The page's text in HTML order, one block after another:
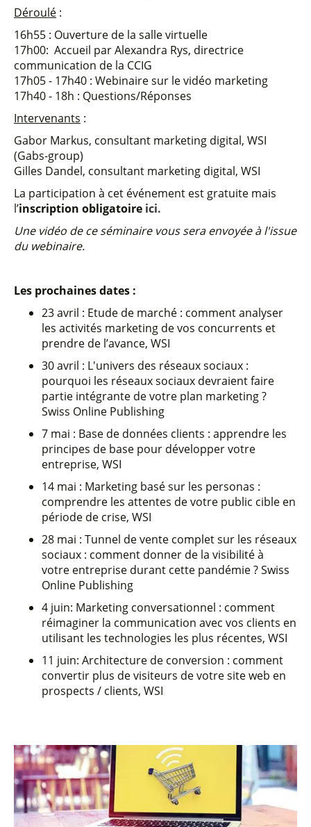
Déroulé :
16h55 : Ouverture de la salle virtuelle
17h00: Accueil par Alexandra Rys, directrice
communication de la CCIG
17h05 - 17h40 : Webinaire sur le vidéo marketing
17h40 - 18h : Questions/Réponses
Intervenants :
Gabor Markus, consultant marketing digital, WSI
(Gabs-group)
Gilles Dandel, consultant marketing digital, WSI
La participation à cet événement est gratuite mais
l’inscription obligatoire ici.
Une vidéo de ce séminaire vous sera envoyée à l'issue
du webinaire.
Les prochaines dates :
23 avril : Etude de marché : comment analyser
les activités marketing de vos concurrents et
prendre de l’avance, WSI
30 avril : L'univers des réseaux sociaux :
pourquoi les réseaux sociaux devraient faire
partie intégrante de votre plan marketing ?
Swiss Online Publishing
7 mai : Base de données clients : apprendre les
principes de base pour développer votre
entreprise, WSI
14 mai : Marketing basé sur les personas :
comprendre les attentes de votre public cible en
période de crise, WSI
28 mai : Tunnel de vente complet sur les réseaux
sociaux : comment donner de la visibilité à
votre entreprise durant cette pandémie ? Swiss
Online Publishing
4 juin: Marketing conversationnel : comment
réimaginer la communication avec vos clients en
utilisant les technologies les plus récentes, WSI
11 juin: Architecture de conversion : comment
convertir plus de visiteurs de votre site web en
prospects / clients, WSI